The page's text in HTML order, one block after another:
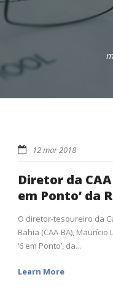
12 mar 2018
Diretor da
em Ponto’ da
O diretor-tesoureiro da
Bahia (CAA-BA),
‘6 em Ponto’, da...
Learn More